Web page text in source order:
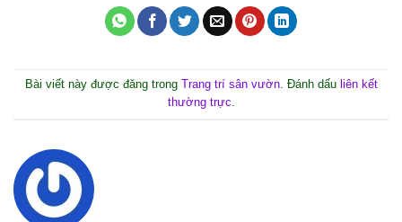
Bài viết này được đăng trong Trang trí sân vườn. Đánh dấu liên kết
thường trực.